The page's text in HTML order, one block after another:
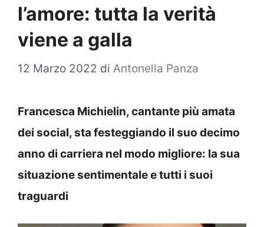
l’amore: tutta la verità
viene a galla
12 Marzo 2022 di Antonella Panza
Francesca Michielin, cantante più amata
dei social, sta festeggiando il suo decimo
anno di carriera nel modo migliore: la sua
situazione sentimentale e tutti i suoi
traguardi